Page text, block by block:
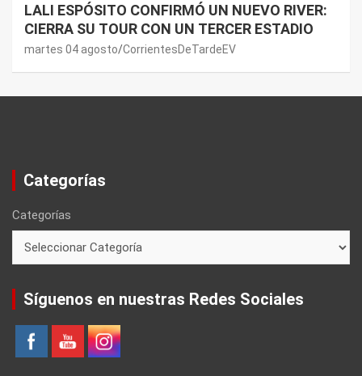
LALI ESPÓSITO CONFIRMÓ UN NUEVO RIVER:
CIERRA SU TOUR CON UN TERCER ESTADIO
martes 04 agosto CorrientesDeTardeEV
Categorías
Categorías
Síguenos en nuestras Redes Sociales